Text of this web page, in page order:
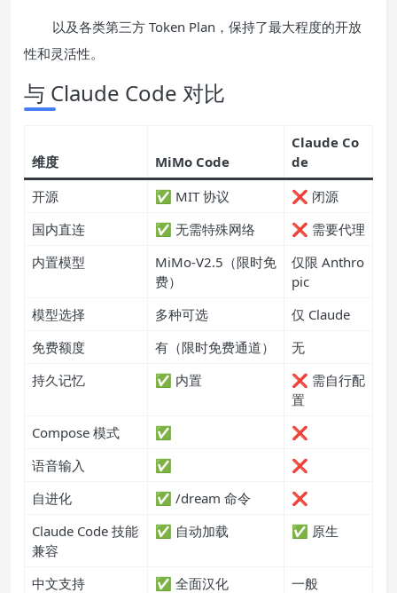
以及各类第三方 Token Plan，保持了最大程度的开放
性和灵活性。
与 Claude Code 对比
维度 MiMo Code
Claude Co
de
开源
✅ MIT 协议
❌ 闭源
国内直连
✅ 无需特殊网络
❌ 需要代理
内置模型
MiMo-V2.5（限时免
费）
仅限 Anthro
pic
模型选择
多种可选
仅 Claude
免费额度
有（限时免费通道）
无
持久记忆
✅ 内置
❌ 需自行配
置
Compose 模式
✅
❌
语音输入
✅
❌
自进化
✅ /dream 命令
❌
Claude Code 技能
兼容
✅ 自动加载 ✅ 原生
中文支持 ✅ 全面汉化 一般